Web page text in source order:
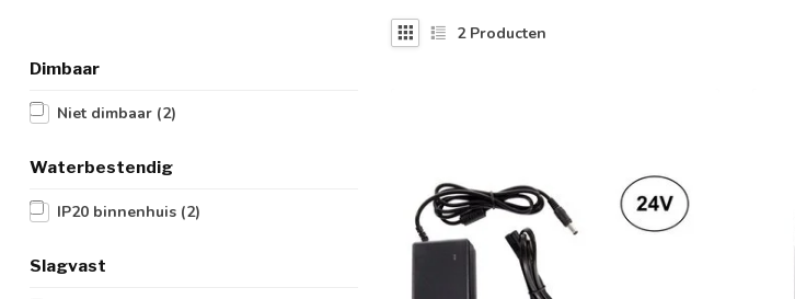
Dimbaar
Niet dimbaar (2)
Waterbestendig
IP20 binnenhuis (2)
Slagvast
2Producten